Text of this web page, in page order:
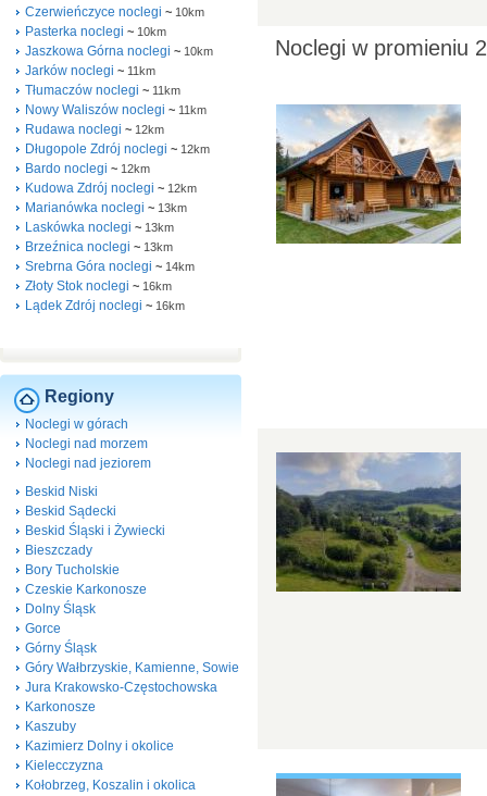
Czerwieńczyce noclegi ~ 10km
Pasterka noclegi ~ 10km
Jaszkowa Górna noclegi ~ 10km
Jarków noclegi ~ 11km
Tłumaczów noclegi ~ 11km
Nowy Waliszów noclegi ~ 11km
Rudawa noclegi ~ 12km
Długopole Zdrój noclegi ~ 12km
Bardo noclegi ~ 12km
Kudowa Zdrój noclegi ~ 12km
Marianówka noclegi ~ 13km
Laskówka noclegi ~ 13km
Brzeźnica noclegi ~ 13km
Srebrna Góra noclegi ~ 14km
Złoty Stok noclegi ~ 16km
Lądek Zdrój noclegi ~ 16km
Regiony
Noclegi w górach
Noclegi nad morzem
Noclegi nad jeziorem
Beskid Niski
Beskid Sądecki
Beskid Śląski i Żywiecki
Bieszczady
Bory Tucholskie
Czeskie Karkonosze
Dolny Śląsk
Gorce
Górny Śląsk
Góry Wałbrzyskie, Kamienne, Sowie
Jura Krakowsko-Częstochowska
Karkonosze
Kaszuby
Kazimierz Dolny i okolice
Kielecczyzna
Kołobrzeg, Koszalin i okolica
Noclegi w promieniu